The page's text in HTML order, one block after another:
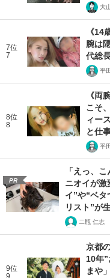
大
7位
7
《14
腕は
代総
平
8位
8
《両
こそ
ィー
と仕
平
PR
「えっ、
ニオイが
イ”や“ベ
リスト”が
二瓶 仁志
9位
9
京都
10年
まや